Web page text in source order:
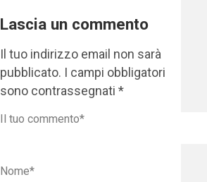
Lascia un commento
Il tuo indirizzo email non sarà
pubblicato. I campi obbligatori
sono contrassegnati*